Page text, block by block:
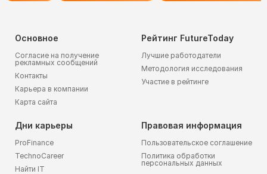
Основное
Согласие на получение
рекламных сообщений
Контакты
Карьера в компании
Карта сайта
Рейтинг FutureToday
Лучшие работодатели
Методология исследования
Участие в рейтинге
Дни карьеры
ProFinance
TechnoCareer
Найти IT
Правовая информация
Пользовательское соглашение
Политика обработки
персональных данных